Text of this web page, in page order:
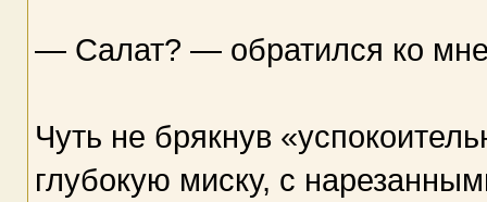
— Салат? — обратился ко
Чуть не брякнув
глубокую миску, с